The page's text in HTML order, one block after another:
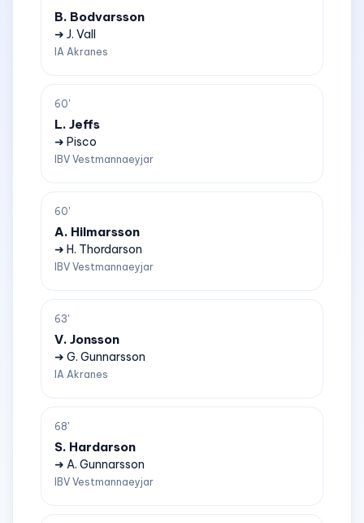
B. Bodvarsson
➜ J. Vall
IA Akranes
60'
L. Jeffs
➜ Pisco
IBV Vestmannaeyjar
60'
A. Hilmarsson
➜ H. Thordarson
IBV Vestmannaeyjar
63'
V. Jonsson
➜ G. Gunnarsson
IA Akranes
68'
S. Hardarson
➜ A. Gunnarsson
IBV Vestmannaeyjar